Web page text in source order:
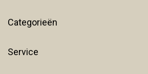
Categorieën
Service